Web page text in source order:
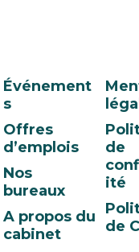
Événement
s
Offres
d’emplois
Nos
bureaux
A propos du
cabinet
de
ité
de